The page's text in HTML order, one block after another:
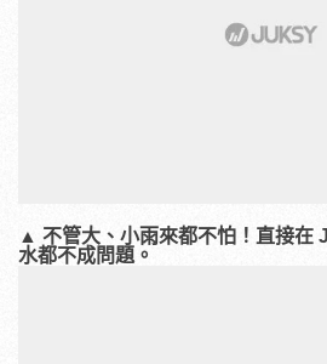
▲ 不管大、小雨來都不怕！直接在
水都不成問題。